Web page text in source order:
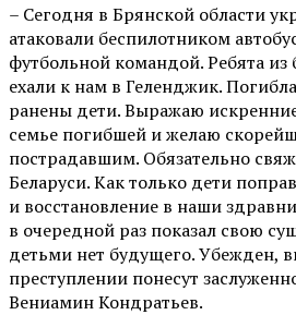
– Сегодня в Брянской области
атаковали беспилотником
футбольной командой. Ребята из
ехали к нам в Геленджик.
ранены дети. Выражаю
семье погибшей и желаю
пострадавшим. Обязательно
Беларуси. Как только дети
и восстановление в наши
в очередной раз показал свою
детьми нет будущего. Убежден,
преступлении понесут
Вениамин Кондратьев.